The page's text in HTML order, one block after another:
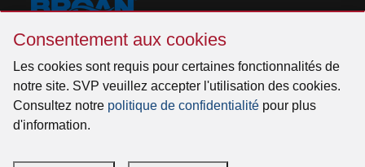
Consentement
aux
cookies
Consentement aux cookies
Les cookies sont requis pour certaines fonctionnalités de
notre site. SVP veuillez accepter l'utilisation des cookies.
Consultez notre politique de confidentialité pour plus
d'information.
© 2026 Venmar Ventilation ULC Tous droits réservés.
Facebook
Instagram